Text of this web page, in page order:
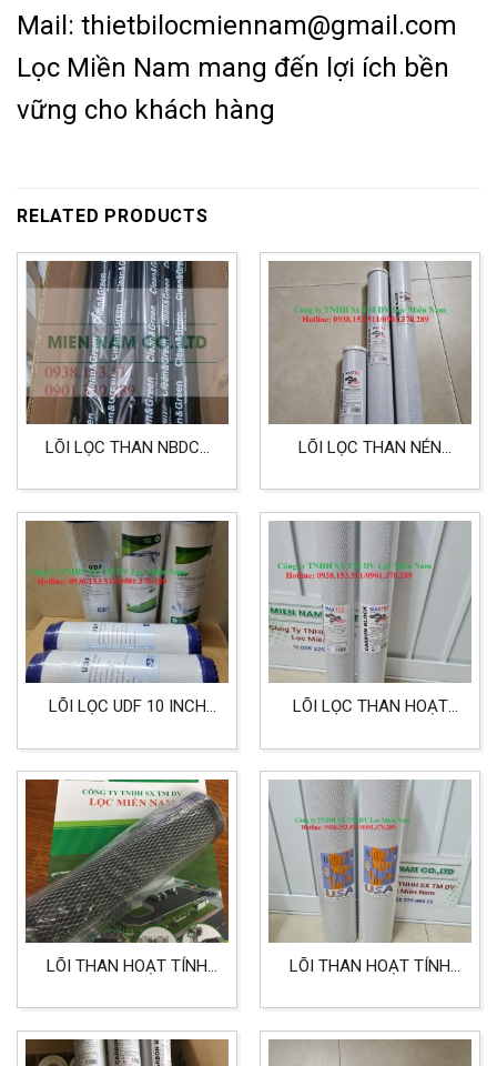
Mail: thietbilocmiennam@gmail.com
Lọc Miền Nam mang đến lợi ích bền
vững cho khách hàng
RELATED PRODUCTS
LÕI LỌC THAN NBDCP
LÕI LỌC THAN NÉN
LỌC NƯỚC, LỌC KHÍ VÀ
HÓA CHẤT
LÕI LỌC UDF 10 INCH
LÕI LỌC SỐ 2
LÕI LỌC THAN HOẠT
LỌC NƯỚC BỂ XI MẠ
LÕI THAN HOẠT TÍNH
GREEN 10 INCH CẤP
LỌC 5 MICRON LỌC
KHỬ MÙI, MÀU, ĐỘC TỐ
LÕI THAN HOẠT TÍNH
TỐT HƠN CHO THỰC
PHẨM